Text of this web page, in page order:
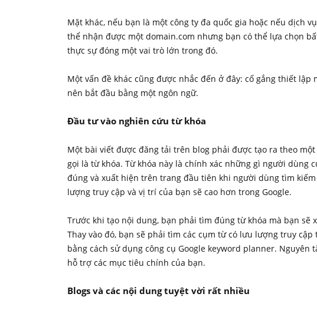
Mặt khác, nếu bạn là một công ty đa quốc gia hoặc nếu dịch
thể nhận được một domain.com nhưng bạn có thể lựa chọn
thực sự đóng một vai trò lớn trong đó.
Một vấn đề khác cũng được nhắc đến ở đây: cố gắng thiết
nên bắt đầu bằng một ngôn ngữ.
Đầu tư vào nghiên cứu từ khóa
Một bài viết được đăng tải trên blog phải được tạo ra theo
gọi là từ khóa. Từ khóa này là chính xác những gì người dùng
đúng và xuất hiện trên trang đầu tiên khi người dùng tìm
lượng truy cập và vị trí của bạn sẽ cao hơn trong Google.
Trước khi tạo nội dung, bạn phải tìm đúng từ khóa mà bạn sẽ
Thay vào đó, bạn sẽ phải tìm các cụm từ có lưu lượng truy
bằng cách sử dụng công cụ Google keyword planner.
hỗ trợ các mục tiêu chính của bạn.
Blogs và các nội dung tuyệt vời rất nhiều